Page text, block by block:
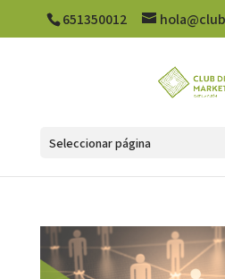
651350012
Seleccionar página